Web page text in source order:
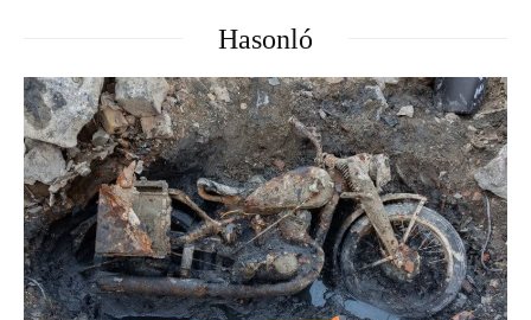
Hasonló